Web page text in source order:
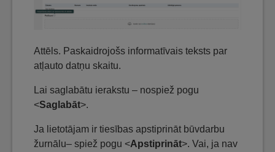
Attēls. Paskaidrojošs informatīvais teksts par
atļauto datņu skaitu.
Lai saglabātu ierakstu – nospiež pogu
<Saglabāt>.
Ja lietotājam ir tiesības apstiprināt būvdarbu
žurnālu– spiež pogu <Apstiprināt>. Vai, ja nav